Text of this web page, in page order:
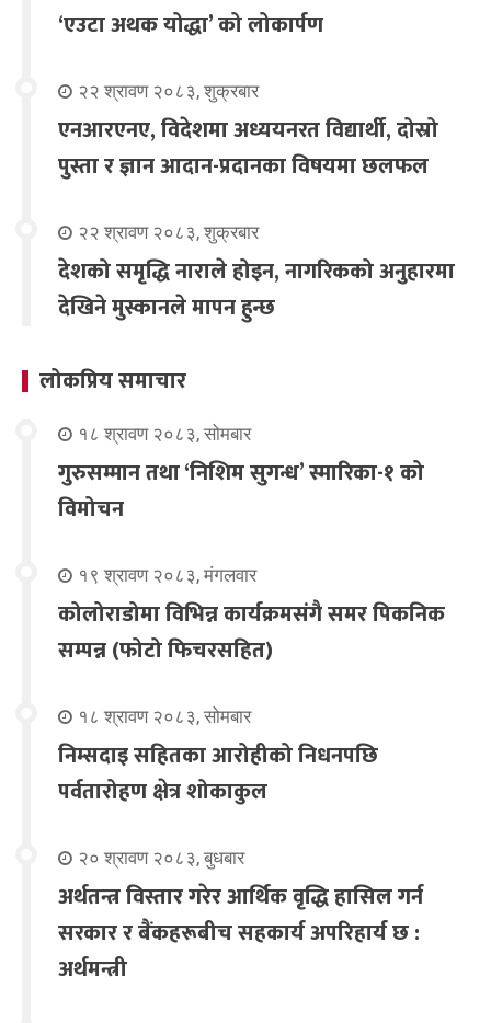
‘एउटा अथक योद्धा’ को लोकार्पण
२२ श्रावण २०८३, शुक्रबार
एनआरएनए, विदेशमा अध्ययनरत विद्यार्थी, दोस्रो
पुस्ता र ज्ञान आदान-प्रदानका विषयमा छलफल
२२ श्रावण २०८३, शुक्रबार
देशको समृद्धि नाराले होइन, नागरिकको अनुहारमा
देखिने मुस्कानले मापन हुन्छ
लोकप्रिय समाचार
१८ श्रावण २०८३, सोमबार
गुरुसम्मान तथा ‘निशिम सुगन्ध’ स्मारिका-१ को
विमोचन
१९ श्रावण २०८३, मंगलवार
कोलोराडोमा विभिन्न कार्यक्रमसंगै समर पिकनिक
सम्पन्न (फोटो फिचरसहित)
१८ श्रावण २०८३, सोमबार
निम्सदाइ सहितका आरोहीको निधनपछि
पर्वतारोहण क्षेत्र शोकाकुल
२० श्रावण २०८३, बुधबार
अर्थतन्त्र विस्तार गरेर आर्थिक वृद्धि हासिल गर्न
सरकार र बैंकहरूबीच सहकार्य अपरिहार्य छ :
अर्थमन्त्री